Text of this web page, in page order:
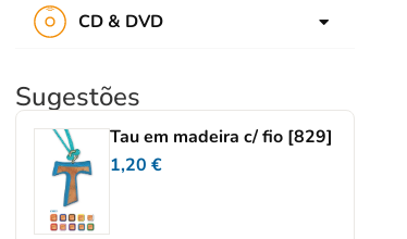
Devoção
Sacramentos
Maria e santos
Cultura cristã
Propostas pastorais
CD & DVD
DVD
Sugestões
Tau em madeira c/ fio [829]
1,20 €